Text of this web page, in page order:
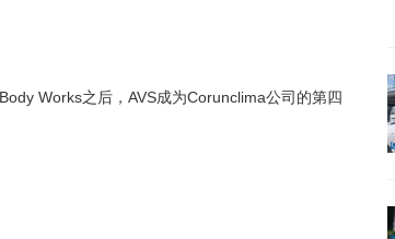
Works之后，AVS成为Corunclima公司的第四